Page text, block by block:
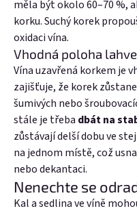
měla být okolo 60–70 %,
korku. Suchý korek
oxidaci vína.
Vhodná poloha lahve
Vína uzavřená korkem je
zajišťuje, že korek
šumivých nebo
stále je třeba dbát na
zůstávají delší dobu ve
na jednom místě, což
nebo dekantaci.
Nenechte se
Kal a sedlina ve víně